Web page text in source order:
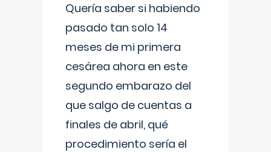
Quería saber si habiendo
pasado tan solo 14
meses de mi primera
cesárea ahora en este
segundo embarazo del
que salgo de cuentas a
finales de abril, qué
procedimiento sería el